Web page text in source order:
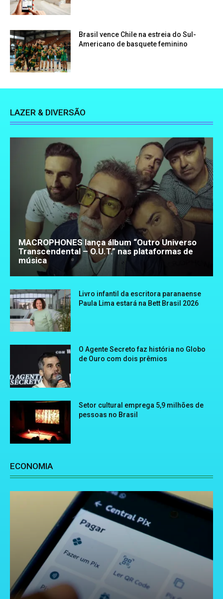
Brasil vence Chile na estreia do Sul-
Americano de basquete feminino
LAZER & DIVERSÃO
MACROPHONES lança álbum “Outro Universo
Transcendental – O.U.T.” nas plataformas de
música
Livro infantil da escritora paranaense
Paula Lima estará na Bett Brasil 2026
O Agente Secreto faz história no Globo
de Ouro com dois prêmios
Setor cultural emprega 5,9 milhões de
pessoas no Brasil
ECONOMIA